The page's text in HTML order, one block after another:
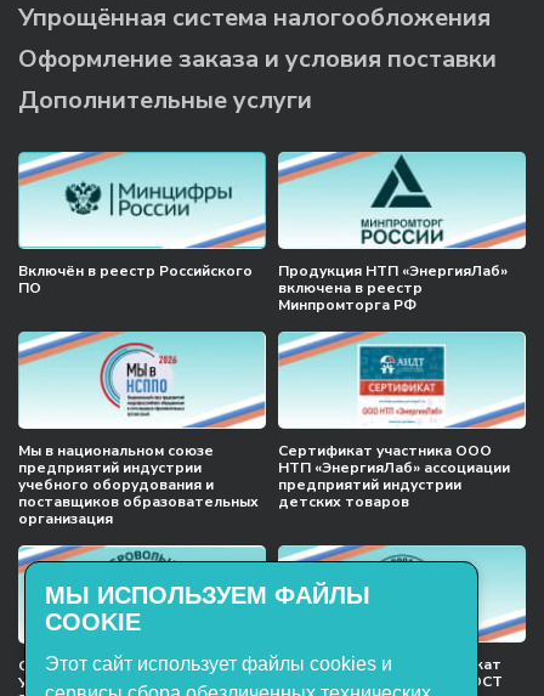
Упрощённая система налогообложения
Оформление заказа и условия поставки
Дополнительные услуги
Включён в реестр Российского
ПО
Продукция НТП «ЭнергияЛаб»
включена в реестр
Минпромторга РФ
Мы в национальном союзе
предприятий индустрии
учебного оборудования и
поставщиков образовательных
организация
Сертификат участника ООО
НТП «ЭнергияЛаб» ассоциации
предприятий индустрии
детских товаров
Сертификат соответствия
Учебное оборудование, марки
Международный сертификат
менеджмента качества ГОСТ
МЫ ИСПОЛЬЗУЕМ ФАЙЛЫ
COOKIE
Этот сайт использует файлы cookies и